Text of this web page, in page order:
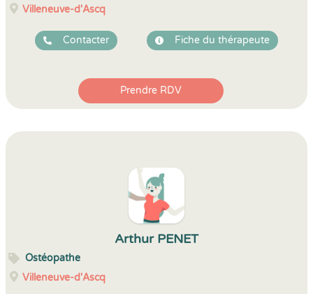
Villeneuve-d'Ascq
Contacter Fiche du thérapeute
Prendre RDV
Arthur PENET
Ostéopathe
Villeneuve-d'Ascq